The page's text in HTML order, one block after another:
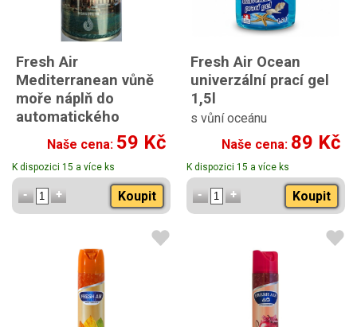
Fresh Air
Mediterranean vůně
moře náplň do
automatického
osvěžovače vzduchu
260 ml
Naše cena: 59 Kč
K dispozici 15 a více ks
Koupit
Fresh Air Ocean
univerzální prací gel
1,5l
s vůní oceánu
Naše cena: 89 Kč
K dispozici 15 a více ks
Koupit